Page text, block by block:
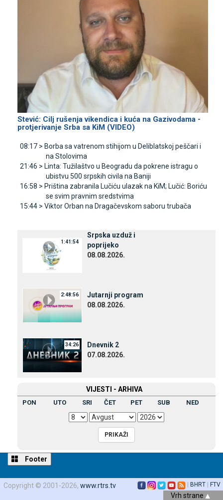
Stević: Cilj rušenja vikendica i kuća na Gazivodama -
protjerivanje Srba sa KiM (VIDEO)
08:17 > Borba sa vatrenom stihijom u Deliblatskoj peščari i
na Stolovima
21:46 > Linta: Tužilaštvo u Beogradu da pokrene istragu o
ubistvu 500 srpskih civila na Baniji
16:58 > Priština zabranila Lučiću ulazak na KiM; Lučić: Boriću
se svim pravnim sredstvima
15:44 > Viktor Orban na Dragačevskom saboru trubača
1:41:54
Srpska uzduž i
poprijeko
08.08.2026.
2:48:56
Јutarnji program
08.08.2026.
34:26
Dnevnik 2
07.08.2026.
VIЈESTI - ARHIVA
PON UTO SRI ČET PET SUB NED
Footer
Copyright © 2001-2026, www.rtrs.tv BHRT FTV
Vrh strane